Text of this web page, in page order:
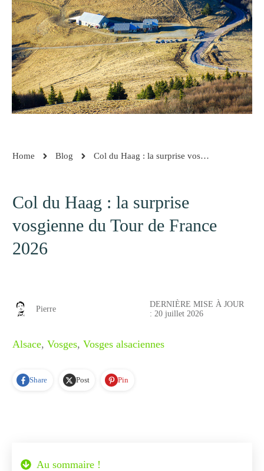
Home Blog Col du Haag : la surprise vosgienne du Tour de France 2026
Col du Haag : la surprise
vosgienne du Tour de France
2026
Pierre
DERNIÈRE MISE À JOUR
: 20 juillet 2026
Alsace, Vosges, Vosges alsaciennes
Share Post Pin
Au sommaire !